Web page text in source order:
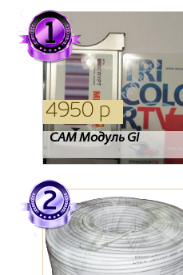
4950 р
CAM Модуль GI
540 р
Кронштейн Holder 2003
440 р
Антенна Дельта 111